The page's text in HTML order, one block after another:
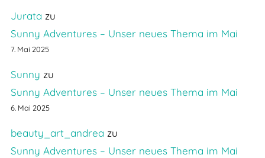
Jurata zu
Sunny Adventures – Unser neues Thema im Mai
7. Mai 2025
Sunny zu
Sunny Adventures – Unser neues Thema im Mai
6. Mai 2025
beauty_art_andrea zu
Sunny Adventures – Unser neues Thema im Mai